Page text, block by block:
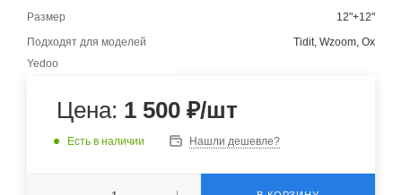
Размер
12"+12"
Подходят для моделей
Yedoo
Tidit, Wzoom, Ox
Цена: 1 500 ₽/шт
Есть в наличии Нашли дешевле?